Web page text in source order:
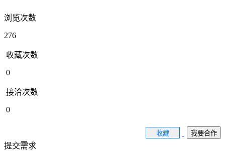
浏览次数
276
收藏次数
0
接洽次数
0
收藏 我要合作
提交需求